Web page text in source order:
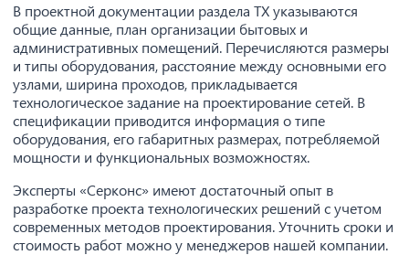
В проектной документации раздела ТХ указываются
общие данные, план организации бытовых и
административных помещений. Перечисляются размеры
и типы оборудования, расстояние между основными его
узлами, ширина проходов, прикладывается
технологическое задание на проектирование сетей. В
спецификации приводится информация о типе
оборудования, его габаритных размерах, потребляемой
мощности и функциональных возможностях.
Эксперты «Серконс» имеют достаточный опыт в
разработке проекта технологических решений с учетом
современных методов проектирования. Уточнить сроки и
стоимость работ можно у менеджеров нашей компании.